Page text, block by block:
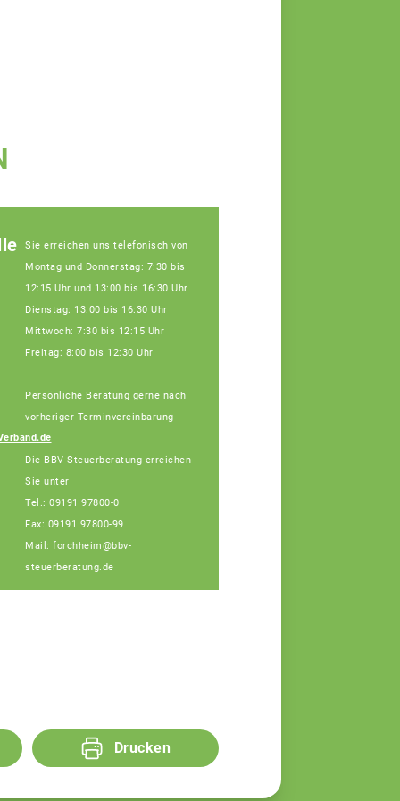
Sie erreichen uns telefonisch von
Montag und Donnerstag: 7:30 bis
12:15 Uhr und 13:00 bis 16:30 Uhr
Dienstag: 13:00 bis 16:30 Uhr
Mittwoch: 7:30 bis 12:15 Uhr
Freitag: 8:00 bis 12:30 Uhr
Persönliche Beratung gerne nach
vorheriger Terminvereinbarung
Die BBV Steuerberatung erreichen
Sie unter
Tel.: 09191 97800-0
Fax: 09191 97800-99
Mail: forchheim@bbv-
steuerberatung.de
Drucken